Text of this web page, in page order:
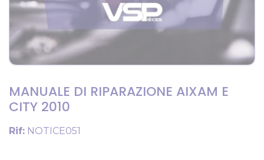
MANUALE DI RIPARAZIONE AIXAM E
CITY 2010
Rif: NOTICE051